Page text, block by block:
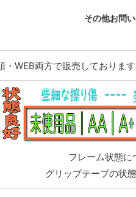
その他お問
・WEB両方で販売しておりま
フレーム状態に
グリップテープの状